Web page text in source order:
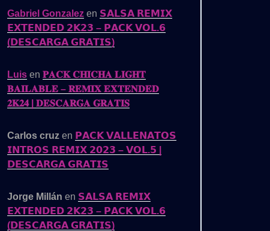
Gabriel Gonzalez en 𝗦𝗔𝗟𝗦𝗔 𝗥𝗘𝗠𝗜𝗫
𝗘𝗫𝗧𝗘𝗡𝗗𝗘𝗗 𝟮𝗞𝟮𝟯 – 𝗣𝗔𝗖𝗞 𝗩𝗢𝗟.𝟲
(𝗗𝗘𝗦𝗖𝗔𝗥𝗚𝗔 𝗚𝗥𝗔𝗧𝗜𝗦)
Luis en 𝐏𝐀𝐂𝐊 𝐂𝐇𝐈𝐂𝐇𝐀 𝐋𝐈𝐆𝐇𝐓
𝐁𝐀𝐈𝐋𝐀𝐁𝐋𝐄 – 𝐑𝐄𝐌𝐈𝐗 𝐄𝐗𝐓𝐄𝐍𝐃𝐄𝐃
𝟐𝐊𝟐𝟒 | 𝐃𝐄𝐒𝐂𝐀𝐑𝐆𝐀 𝐆𝐑𝐀𝐓𝐈𝐒
Carlos cruz en 𝗣𝗔𝗖𝗞 𝗩𝗔𝗟𝗟𝗘𝗡𝗔𝗧𝗢𝗦
𝗜𝗡𝗧𝗥𝗢𝗦 𝗥𝗘𝗠𝗜𝗫 𝟮𝟬𝟮𝟯 – 𝗩𝗢𝗟.𝟱 |
𝗗𝗘𝗦𝗖𝗔𝗥𝗚𝗔 𝗚𝗥𝗔𝗧𝗜𝗦
Jorge Millán en 𝗦𝗔𝗟𝗦𝗔 𝗥𝗘𝗠𝗜𝗫
𝗘𝗫𝗧𝗘𝗡𝗗𝗘𝗗 𝟮𝗞𝟮𝟯 – 𝗣𝗔𝗖𝗞 𝗩𝗢𝗟.𝟲
(𝗗𝗘𝗦𝗖𝗔𝗥𝗚𝗔 𝗚𝗥𝗔𝗧𝗜𝗦)